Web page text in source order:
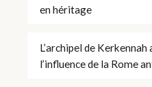
en héritage
L’archipel de
l’influence de la Rome